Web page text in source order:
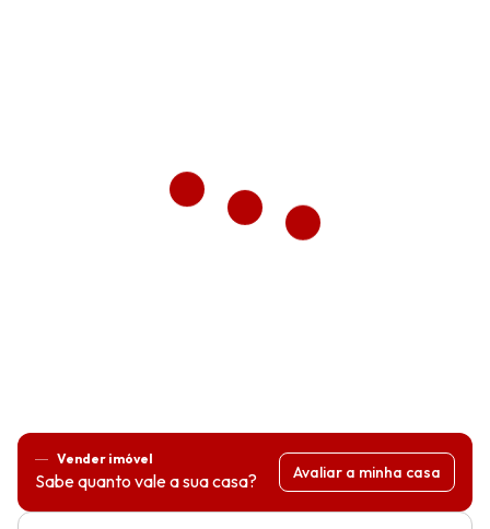
Vender imóvel
Sabe quanto vale a sua casa? Avaliar a minha casa